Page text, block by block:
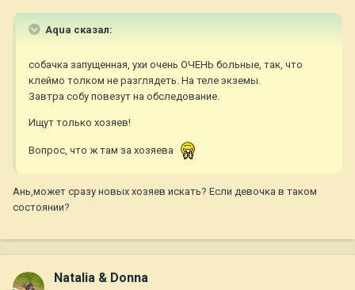
Aqua сказал:
собачка запущенная, ухи очень ОЧЕНЬ больные, так, что
клеймо толком не разглядеть. На теле экземы.
Завтра собу повезут на обследование.
Ищут только хозяев!
Вопрос, что ж там за хозяева
Ань,может сразу новых хозяев искать? Если девочка в таком
состоянии?
Natalia & Donna